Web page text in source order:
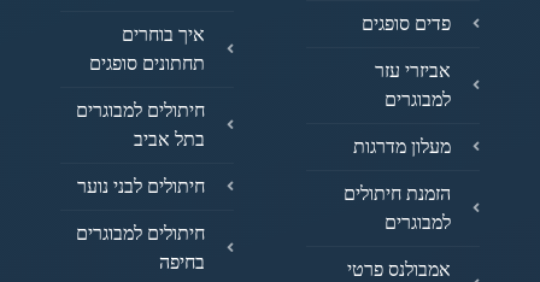
פדים סופגים
אביזרי עזר
למבוגרים
מעלון מדרגות
הזמנת חיתולים
למבוגרים
אמבולנס פרטי
איך בוחרים
תחתונים סופגים
חיתולים למבוגרים
בתל אביב
חיתולים לבני נוער
חיתולים למבוגרים
בחיפה